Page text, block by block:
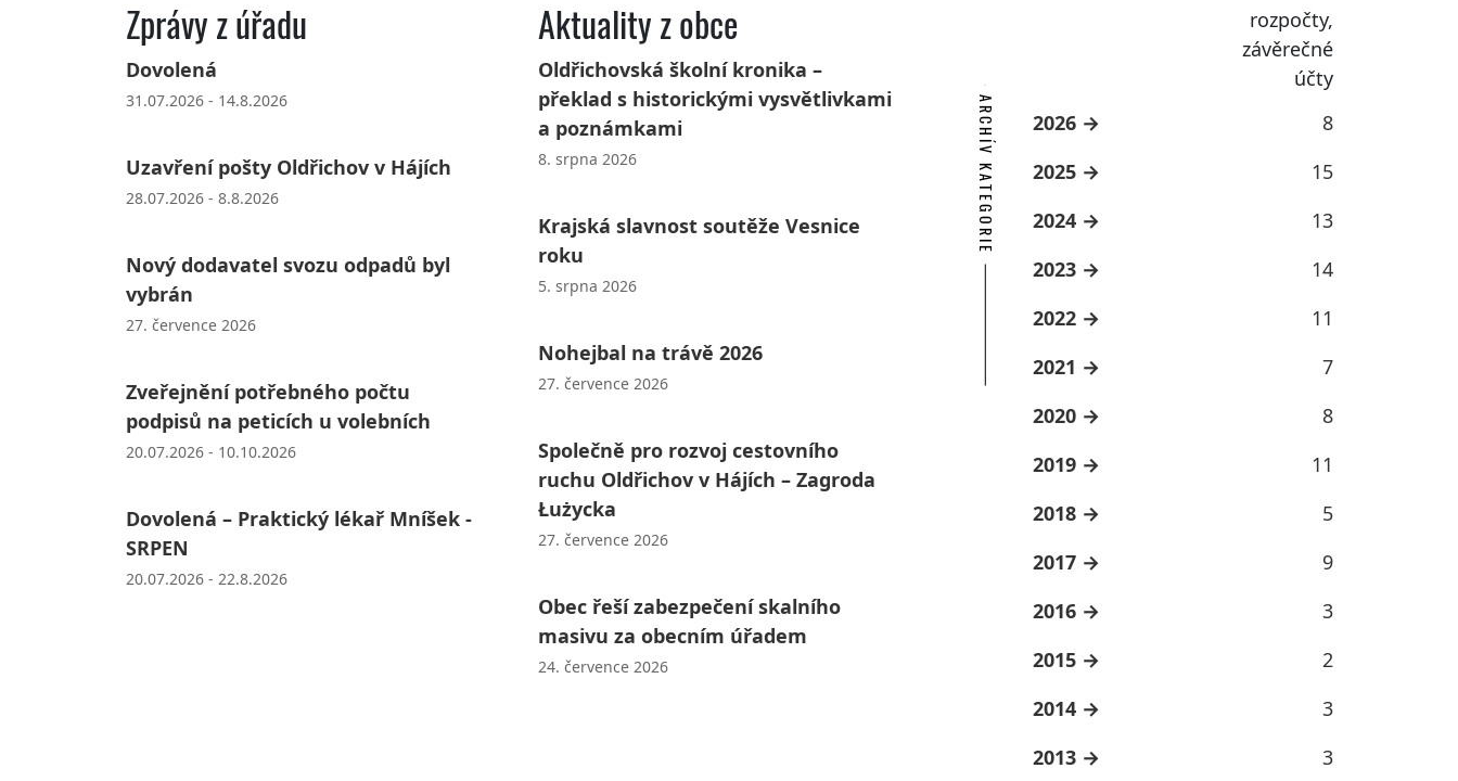
Zprávy z úřadu
Dovolená
31.07.2026 - 14.8.2026
Uzavření pošty Oldřichov v Hájích
28.07.2026 - 8.8.2026
Nový dodavatel svozu odpadů byl
vybrán
27. července 2026
Zveřejnění potřebného počtu
podpisů na peticích u volebních
20.07.2026 - 10.10.2026
Dovolená – Praktický lékař Mníšek -
SRPEN
20.07.2026 - 22.8.2026
Aktuality z obce
Oldřichovská školní kronika –
překlad s historickými vysvětlivkami
a poznámkami
8. srpna 2026
Krajská slavnost soutěže Vesnice
roku
5. srpna 2026
Nohejbal na trávě 2026
27. července 2026
Společně pro rozvoj cestovního
ruchu Oldřichov v Hájích – Zagroda
Łużycka
27. července 2026
Obec řeší zabezpečení skalního
masivu za obecním úřadem
24. července 2026
rozpočty,
závěrečné
účty
ARCHÍV KATEGORIE 2026
8
2025
15
2024
13
2023
14
2022
11
2021
7
2020
8
2019
11
2018
5
2017
9
2016
3
2015
2
2014
3
2013
3